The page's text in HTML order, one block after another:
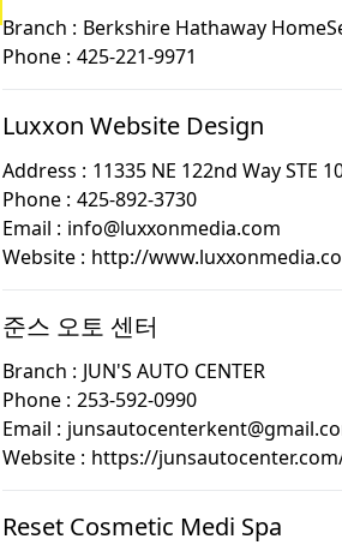
Branch : Berkshire Hathaway
Phone : 425-221-9971
Luxxon Website Design
Address : 11335 NE 122nd Way STE
Phone : 425-892-3730
Email : info@luxxonmedia.com
Website : http://
준스 오토 센터
Branch : JUN'S AUTO CENTER
Phone : 253-592-0990
Email :
Website : https://
Reset Cosmetic Medi Spa